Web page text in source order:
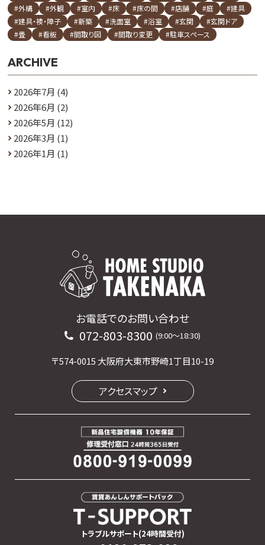
#外構
#外観 #室内 #床 #床の間 #店舗 #庭
#建具
#建具・襖・障子
#新築 #洗面室 #浴室 #玄関
#玄関ドア
#畳
#看板 #間取り図 #間取り変更 #駐車スペース
ARCHIVE
2026年7月 (4)
2026年6月 (2)
2026年5月 (12)
2026年3月 (1)
2026年1月 (1)
お電話でのお問い合わせ
072-803-8300 (9:00〜18:30)
〒574-0015 大阪府大東市野崎1丁目10-19
アクセスマップ
トラブルサポート(24時間受付)